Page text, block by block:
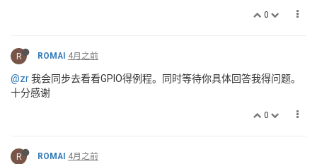
0
R ROMAI 4月之前
@zr我会同步去看看GPIO得例程。同时等待你具体回答我得问题。
十分感谢
0
R ROMAI 4月之前